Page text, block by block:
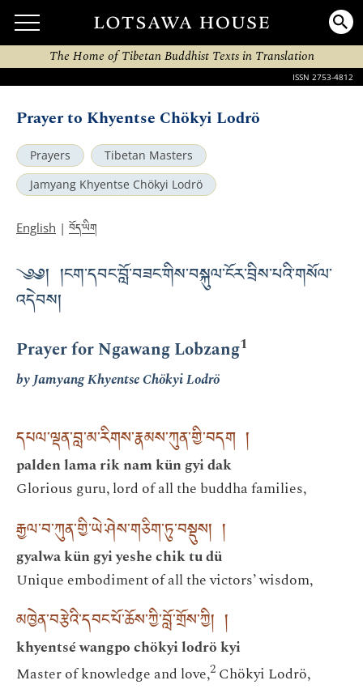
The Home of Tibetan Buddhist Texts in Translation
ISSN 2753-4812
Prayer to Khyentse Chökyi Lodrö
Prayers
Tibetan Masters
Jamyang Khyentse Chökyi Lodrö
English | བོད་ཡིག
༄༅། །ངག་དབང་བློ་བཟང་གིས་བསྐུལ་ངོར་བྲིས་པའི་གསོལ་
འདེབས།
Prayer for Ngawang Lobzang1
by Jamyang Khyentse Chökyi Lodrö
དཔལ་ལྡན་བླ་མ་རིགས་རྣམས་ཀུན་གྱི་བདག །
palden lama rik nam kün gyi dak
Glorious guru, lord of all the buddha families,
རྒྱལ་བ་ཀུན་གྱི་ཡེ་ཤེས་གཅིག་ཏུ་བསྡུས། །
gyalwa kün gyi yeshe chik tu dü
Unique embodiment of all the victors’ wisdom,
མཁྱེན་བརྩེའི་དབང་པོ་ཆོས་ཀྱི་བློ་གྲོས་ཀྱི། །
khyentsé wangpo chökyi lodrö kyi
Master of knowledge and love,2 Chökyi Lodrö,